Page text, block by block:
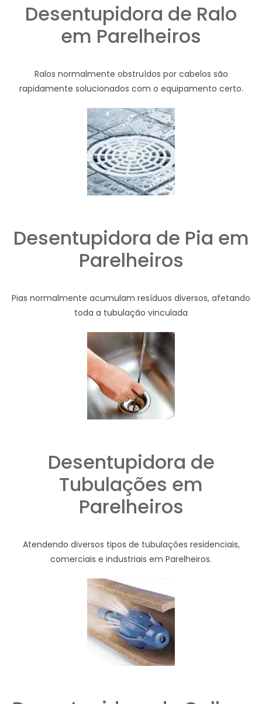
Desentupidora de Ralo
em Parelheiros
Ralos normalmente obstruídos por cabelos são
rapidamente solucionados com o equipamento certo.
Desentupidora de Pia em
Parelheiros
Pias normalmente acumulam resíduos diversos, afetando
toda a tubulação vinculada
Desentupidora de
Tubulações em
Parelheiros
Atendendo diversos tipos de tubulações residenciais,
comerciais e industriais em Parelheiros.